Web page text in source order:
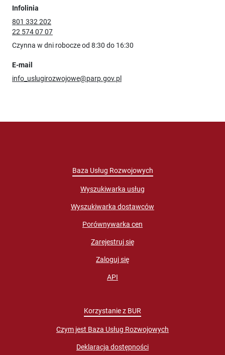
Infolinia
801 332 202
22 574 07 07
Czynna w dni robocze od 8:30 do 16:30
E-mail
info_uslugirozwojowe@parp.gov.pl
Baza Usług Rozwojowych
Wyszukiwarka usług
Wyszukiwarka dostawców
Porównywarka cen
Zarejestruj się
Zaloguj się
API
Korzystanie z BUR
Czym jest Baza Usług Rozwojowych
Deklaracja dostępności